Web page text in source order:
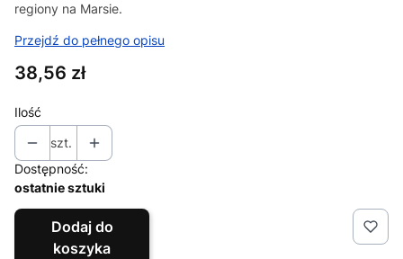
regiony na Marsie.
Przejdź do pełnego opisu
Cena
38,56 zł
Ilość
szt.
Dostępność:
ostatnie sztuki
Dodaj do
koszyka